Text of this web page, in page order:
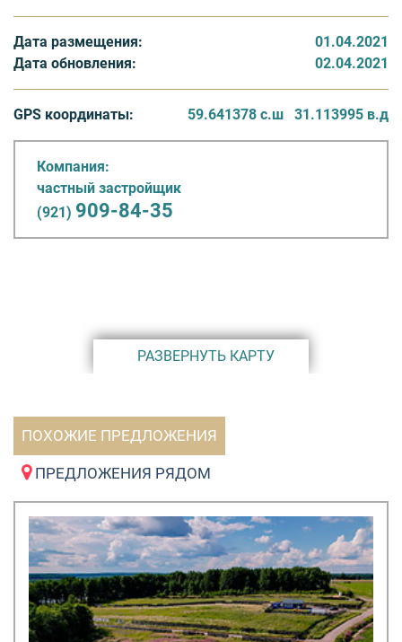
Расстояние от КАД Санкт-Петербурга: 70 км (через
Мурманское шоссе) и 72 км (через Московское шоссе).
Расстояние от автомобильной дороги А120 «Санкт-
деревне Пухолово).
Расстояние до ближайшей остановки общественного
транспорта (автобусный маршрут Кировск - Кирсино):
Кировск – 33 км, город Шлиссельбург – 43 км, город
В 15-ти км в посёлке Мга (более 10 тыс. жителей),
городского поселения имеются все необходимые
поликлиника, больница, ветеринарная служба,
кинотеатр, дом культуры, отделение Сбербанка,
ветеринарная служба, сетевые продовольственные
магазины, магазины строительных и иных товаров.
Документы.
Дата размещения:
01.04.2021
Дата обновления:
02.04.2021
GPS координаты: 59.641378 с.ш 31.113995 в.д
Компания:
частный застройщик
(921) 909-84-35
РАЗВЕРНУТЬ КАРТУ
ПОХОЖИЕ ПРЕДЛОЖЕНИЯ
ПРЕДЛОЖЕНИЯ РЯДОМ